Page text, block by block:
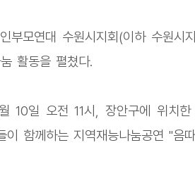
부모연대 수원시지회(이하 수원
활동을 펼쳤다.
10일 오전 11시, 장안구에 위치
이 함께하는 지역재능나눔공연 "음